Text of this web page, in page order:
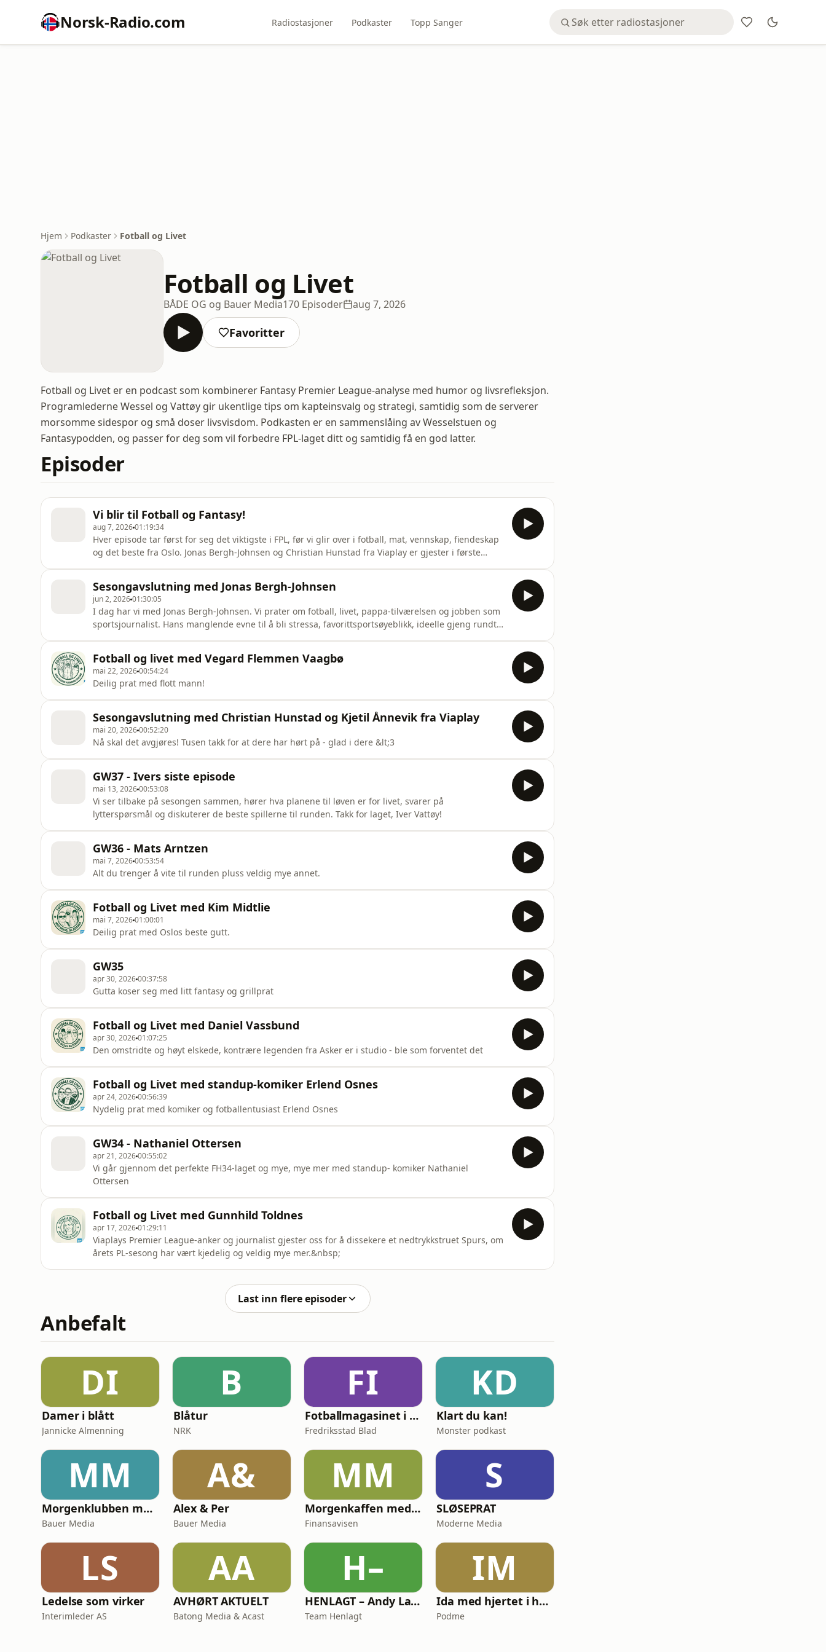
Norsk-Radio.com Radiostasjoner Podkaster Topp Sanger
Hjem Podkaster Fotball og Livet
Fotball og Livet
BÅDE OG og Bauer Media170 Episoder aug 7, 2026
Favoritter
Fotball og Livet er en podcast som kombinerer Fantasy Premier League-analyse med humor og livsrefleksjon.
Programlederne Wessel og Vattøy gir ukentlige tips om kapteinsvalg og strategi, samtidig som de serverer
morsomme sidespor og små doser livsvisdom. Podkasten er en sammenslåing av Wesselstuen og
Fantasypodden, og passer for deg som vil forbedre FPL-laget ditt og samtidig få en god latter.
Episoder
Vi blir til Fotball og Fantasy!
aug 7, 202601:19:34
Hver episode tar først for seg det viktigste i FPL, før vi glir over i fotball, mat, vennskap, fiendeskap
og det beste fra Oslo. Jonas Bergh-Johnsen og Christian Hunstad fra Viaplay er gjester i første
Sesongavslutning med Jonas Bergh-Johnsen
jun 2, 202601:30:05
I dag har vi med Jonas Bergh-Johnsen. Vi prater om fotball, livet, pappa-tilværelsen og jobben som
sportsjournalist. Hans manglende evne til å bli stressa, favorittsportsøyeblikk, ideelle gjeng rundt
Fotball og livet med Vegard Flemmen Vaagbø
mai 22, 202600:54:24
Deilig prat med flott mann!
Sesongavslutning med Christian Hunstad og Kjetil Ånnevik fra Viaplay
mai 20, 202600:52:20
Nå skal det avgjøres! Tusen takk for at dere har hørt på - glad i dere &lt;3
GW37 - Ivers siste episode
mai 13, 202600:53:08
Vi ser tilbake på sesongen sammen, hører hva planene til løven er for livet, svarer på
lytterspørsmål og diskuterer de beste spillerne til runden. Takk for laget, Iver Vattøy!
GW36 - Mats Arntzen
mai 7, 202600:53:54
Alt du trenger å vite til runden pluss veldig mye annet.
Fotball og Livet med Kim Midtlie
mai 7, 202601:00:01
Deilig prat med Oslos beste gutt.
GW35
apr 30, 202600:37:58
Gutta koser seg med litt fantasy og grillprat
Fotball og Livet med Daniel Vassbund
apr 30, 202601:07:25
Den omstridte og høyt elskede, kontrære legenden fra Asker er i studio - ble som forventet det
Fotball og Livet med standup-komiker Erlend Osnes
apr 24, 202600:56:39
Nydelig prat med komiker og fotballentusiast Erlend Osnes
GW34 - Nathaniel Ottersen
apr 21, 202600:55:02
Vi går gjennom det perfekte FH34-laget og mye, mye mer med standup- komiker Nathaniel
Ottersen
Fotball og Livet med Gunnhild Toldnes
apr 17, 202601:29:11
Viaplays Premier League-anker og journalist gjester oss for å dissekere et nedtrykkstruet Spurs, om
årets PL-sesong har vært kjedelig og veldig mye mer.&nbsp;
Last inn flere episoder
Anbefalt
DI
Damer i blått
Jannicke Almenning
B
Blåtur
NRK
FI
Fotballmagasinet i Fredrikstad
Fredriksstad Blad
KD
Klart du kan!
Monster podkast
MM
Morgenklubben med Loven & Co
Bauer Media
A&
Alex & Per
Bauer Media
MM
Morgenkaffen med Finansavisen
Finansavisen
S
SLØSEPRAT
Moderne Media
LS
Ledelse som virker
Interimleder AS
AA
AVHØRT AKTUELT
Batong Media & Acast
H–
HENLAGT – Andy Larsgaard
Team Henlagt
IM
Ida med hjertet i hånden
Podme